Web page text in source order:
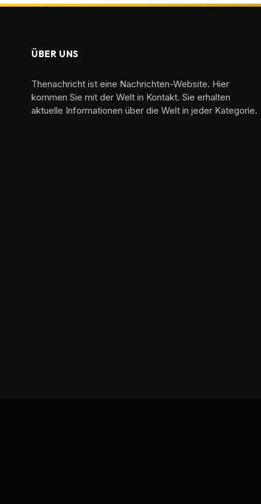
ÜBER UNS
Thenachricht ist eine Nachrichten-Website. Hier
kommen Sie mit der Welt in Kontakt. Sie erhalten
aktuelle Informationen über die Welt in jeder Kategorie.